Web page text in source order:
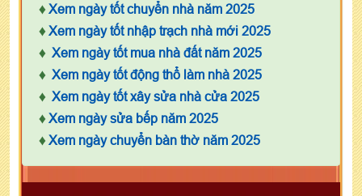
♦ Xem ngày tốt chuyển nhà năm 2025
♦ Xem ngày tốt nhập trạch nhà mới 2025
♦ Xem ngày tốt mua nhà đất năm 2025
♦ Xem ngày tốt động thổ làm nhà 2025
♦ Xem ngày tốt xây sửa nhà cửa 2025
♦ Xem ngày sửa bếp năm 2025
♦ Xem ngày chuyển bàn thờ năm 2025